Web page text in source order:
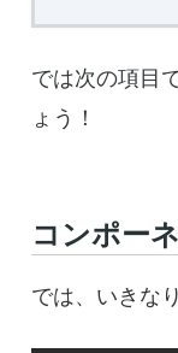
では次の項目
ょう！
コンポー
では、いきな